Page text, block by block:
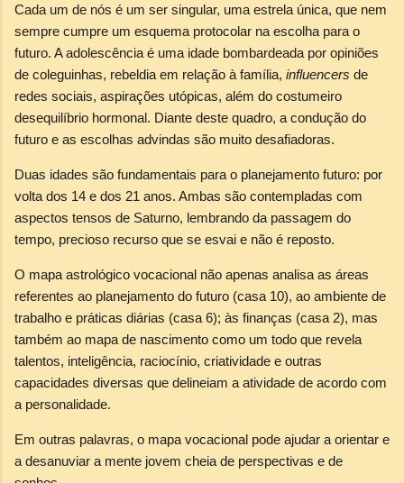
Cada um de nós é um ser singular, uma estrela única, que nem
sempre cumpre um esquema protocolar na escolha para o
futuro. A adolescência é uma idade bombardeada por opiniões
de coleguinhas, rebeldia em relação à família, influencers de
redes sociais, aspirações utópicas, além do costumeiro
desequilíbrio hormonal. Diante deste quadro, a condução do
futuro e as escolhas advindas são muito desafiadoras.
Duas idades são fundamentais para o planejamento futuro: por
volta dos 14 e dos 21 anos. Ambas são contempladas com
aspectos tensos de Saturno, lembrando da passagem do
tempo, precioso recurso que se esvai e não é reposto.
O mapa astrológico vocacional não apenas analisa as áreas
referentes ao planejamento do futuro (casa 10), ao ambiente de
trabalho e práticas diárias (casa 6); às finanças (casa 2), mas
também ao mapa de nascimento como um todo que revela
talentos, inteligência, raciocínio, criatividade e outras
capacidades diversas que delineiam a atividade de acordo com
a personalidade.
Em outras palavras, o mapa vocacional pode ajudar a orientar e
a desanuviar a mente jovem cheia de perspectivas e de